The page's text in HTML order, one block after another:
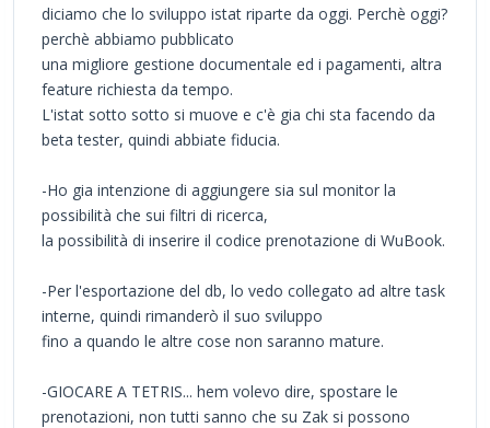
diciamo che lo sviluppo istat riparte da oggi. Perchè oggi?
perchè abbiamo pubblicato
una migliore gestione documentale ed i pagamenti, altra
feature richiesta da tempo.
L'istat sotto sotto si muove e c'è gia chi sta facendo da
beta tester, quindi abbiate fiducia.
-Ho gia intenzione di aggiungere sia sul monitor la
possibilità che sui filtri di ricerca,
la possibilità di inserire il codice prenotazione di WuBook.
-Per l'esportazione del db, lo vedo collegato ad altre task
interne, quindi rimanderò il suo sviluppo
fino a quando le altre cose non saranno mature.
-GIOCARE A TETRIS... hem volevo dire, spostare le
prenotazioni, non tutti sanno che su Zak si possono